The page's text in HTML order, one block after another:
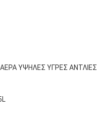
ΥΨΗΛΕΣ ΥΓΡΕΣ ΑΝΤΛΙΕΣ